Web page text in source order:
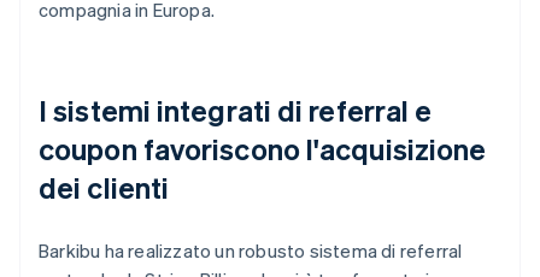
compagnia in Europa.
I sistemi integrati di referral e
coupon favoriscono l'acquisizione
dei clienti
Barkibu ha realizzato un robusto sistema di referral